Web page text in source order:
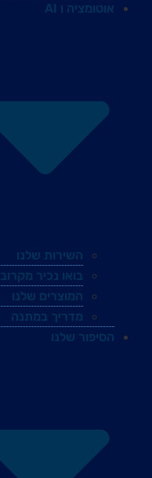
אוטומציה ו AI
השירות שלנו
בואו נכיר מקרוב
המוצרים שלנו
מדריך במתנה
הסיפור שלנו